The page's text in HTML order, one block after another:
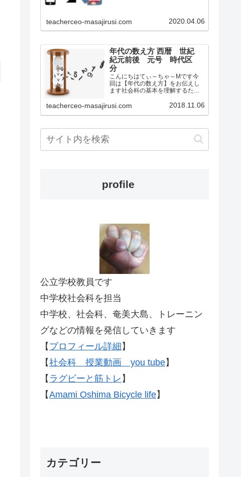
の活用やこれからの日本における
学校教育が変化するだろ…
teacherceo-masajirusi.com 2020.04.06
年代の数え方 西暦 世紀
紀元前後 元号 時代区
分
こんにちはてぃ～ちゃ～Mです今
回は【年代の数え方】をお伝えし
ます社会科の基本を理解するため
聞かれたらいくつかの答え方があ
teacherceo-masajirusi.com 2018.11.06
profile
公立学校教員です
中学校社会科を担当
中学校、社会科、奄美大島、トレーニン
グなどの情報を発信していきます
【 プロフィール詳細 】
【社会科 授業動画 you tube】
【 ラグビーと筋トレ 】
【Amami Oshima Bicycle life】
カテゴリー